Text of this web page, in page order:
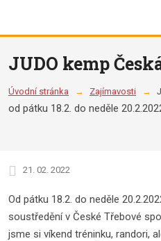
JUDO kemp
Úvodní stránka Zajímavosti
od pátku 18.2. do neděle
21. 02. 2022
Od pátku 18.2. do neděle
soustředění v České Třebové
jsme si víkend tréninku, randori,